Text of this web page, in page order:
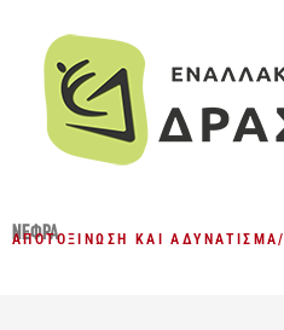
ΝΕΦΡΆ
ΑΠΟΤΟΞΊΝΩΣΗ ΚΑΙ ΑΔΥΝΆΤΙΣΜΑ/